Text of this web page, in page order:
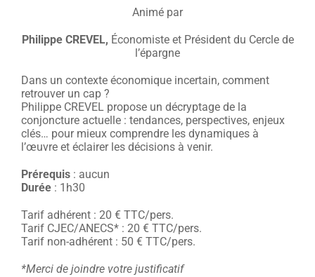
Animé par
Philippe CREVEL, Économiste et Président du Cercle de
l’épargne
Dans un contexte économique incertain, comment
retrouver un cap ?
Philippe CREVEL propose un décryptage de la
conjoncture actuelle : tendances, perspectives, enjeux
clés… pour mieux comprendre les dynamiques à
l’œuvre et éclairer les décisions à venir.
Prérequis : aucun
Durée : 1h30
Tarif adhérent : 20 € TTC/pers.
Tarif CJEC/ANECS* : 20 € TTC/pers.
Tarif non-adhérent : 50 € TTC/pers.
*Merci de joindre votre justificatif